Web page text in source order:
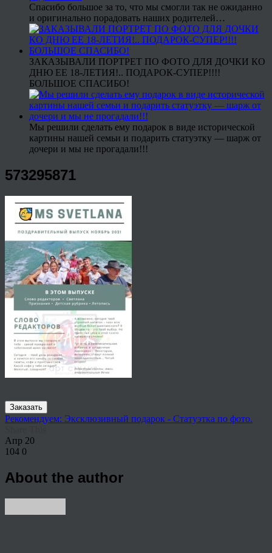
Спасибо большое за то, что мы смогли так не ожиданно
и оригинально порадовать наших родителей…
ЗАКАЗЫВАЛИ ПОРТРЕТ ПО ФОТО ДЛЯ ДОЧКИ КО
ДНЮ ЕЕ 18-ЛЕТИЯ!.. ПОДАРОК-СУПЕР!!!!
БОЛЬШОЕ СПАСИБО!
Мы решили сделать ему подарок в виде исторической
картины нашей семьи и подарить статуэтку — шарж от
дочери и мы не прогадали!!!
573295871
Заказать
Рекомендуем: Эксклюзивный подарок - Статуэтка по фото.
Апр 20
104 0
About the author